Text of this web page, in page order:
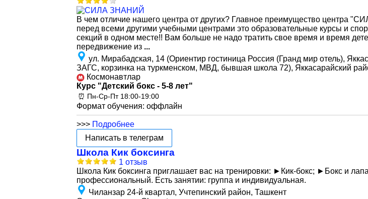
В чем отличие нашего центра от других? Главное преимущество центра
перед всеми другими учебными центрами это образовательные курсы и
секций в одном месте!! Вам больше не надо тратить свое время и время
передвижение из ...
ул. Мирабадская, 14 (Ориентир гостиница Россия (Гранд мир отель),
ЗАГС, корзинка на туркменском, МВД, бывшая школа 72), Яккасарайский
Космонавтлар
Курс "Детский бокс - 5-8 лет"
⏰ Пн-Ср-Пт 18:00-19:00
Формат обучения: оффлайн
>>> Подробнее
Написать в телеграм
Школа Кик боксинга
1 отзыв
Школа Кик боксинга приглашает вас на тренировки: ►Кик-бокс; ►Бокс и лапа
профессиональный. Есть занятии: группа и индивидуальная.
Чиланзар 24-й квартал, Учтепинский район, Ташкент